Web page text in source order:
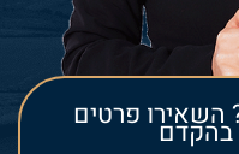
השאירו פרטים
בהקדם